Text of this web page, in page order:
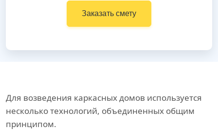
Заказать смету
Для возведения каркасных домов используется
несколько технологий, объединенных общим
принципом.